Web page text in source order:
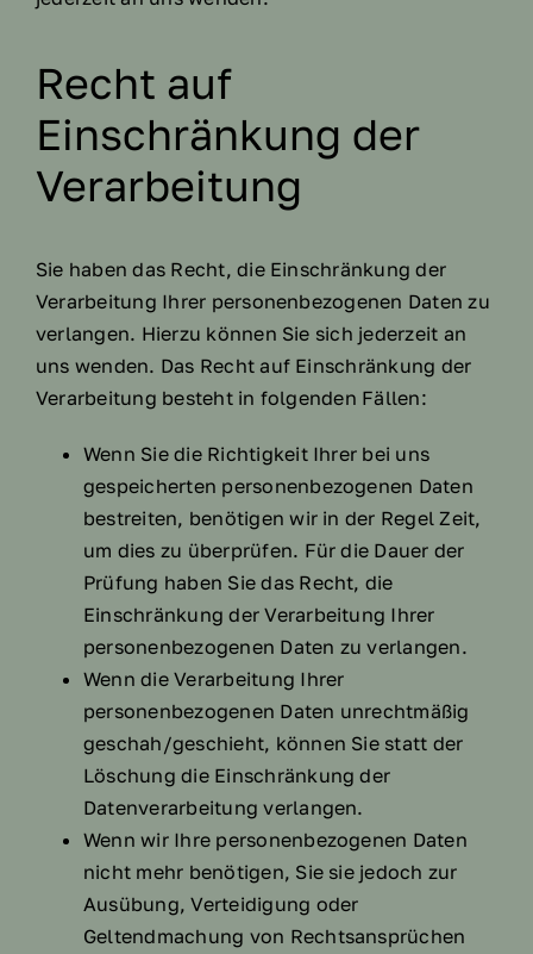
Recht auf
Einschränkung der
Verarbeitung
Sie haben das Recht, die Einschränkung der
Verarbeitung Ihrer personenbezogenen Daten zu
verlangen. Hierzu können Sie sich jederzeit an
uns wenden. Das Recht auf Einschränkung der
Verarbeitung besteht in folgenden Fällen:
Wenn Sie die Richtigkeit Ihrer bei uns
gespeicherten personenbezogenen Daten
bestreiten, benötigen wir in der Regel Zeit,
um dies zu überprüfen. Für die Dauer der
Prüfung haben Sie das Recht, die
Einschränkung der Verarbeitung Ihrer
personenbezogenen Daten zu verlangen.
Wenn die Verarbeitung Ihrer
personenbezogenen Daten unrechtmäßig
geschah/geschieht, können Sie statt der
Löschung die Einschränkung der
Datenverarbeitung verlangen.
Wenn wir Ihre personenbezogenen Daten
nicht mehr benötigen, Sie sie jedoch zur
Ausübung, Verteidigung oder
Geltendmachung von Rechtsansprüchen